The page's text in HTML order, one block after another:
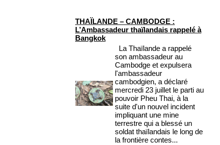
THAÏLANDE – CAMBODGE :
L’Ambassadeur thaïlandais rappelé à
Bangkok
La Thaïlande a rappelé
son ambassadeur au
Cambodge et expulsera
l'ambassadeur
cambodgien, a déclaré
mercredi 23 juillet le parti au
pouvoir Pheu Thai, à la
suite d'un nouvel incident
impliquant une mine
terrestre qui a blessé un
soldat thaïlandais le long de
la frontière contes...